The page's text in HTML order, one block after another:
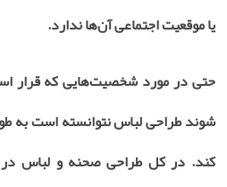
یا موقعیت اجتماعی آن‌ها ندارد.
حتی در مورد شخصیت‌هایی که قرار
شوند طراحی لباس نتوانسته است به
کند. در کل طراحی صحنه و لباس در